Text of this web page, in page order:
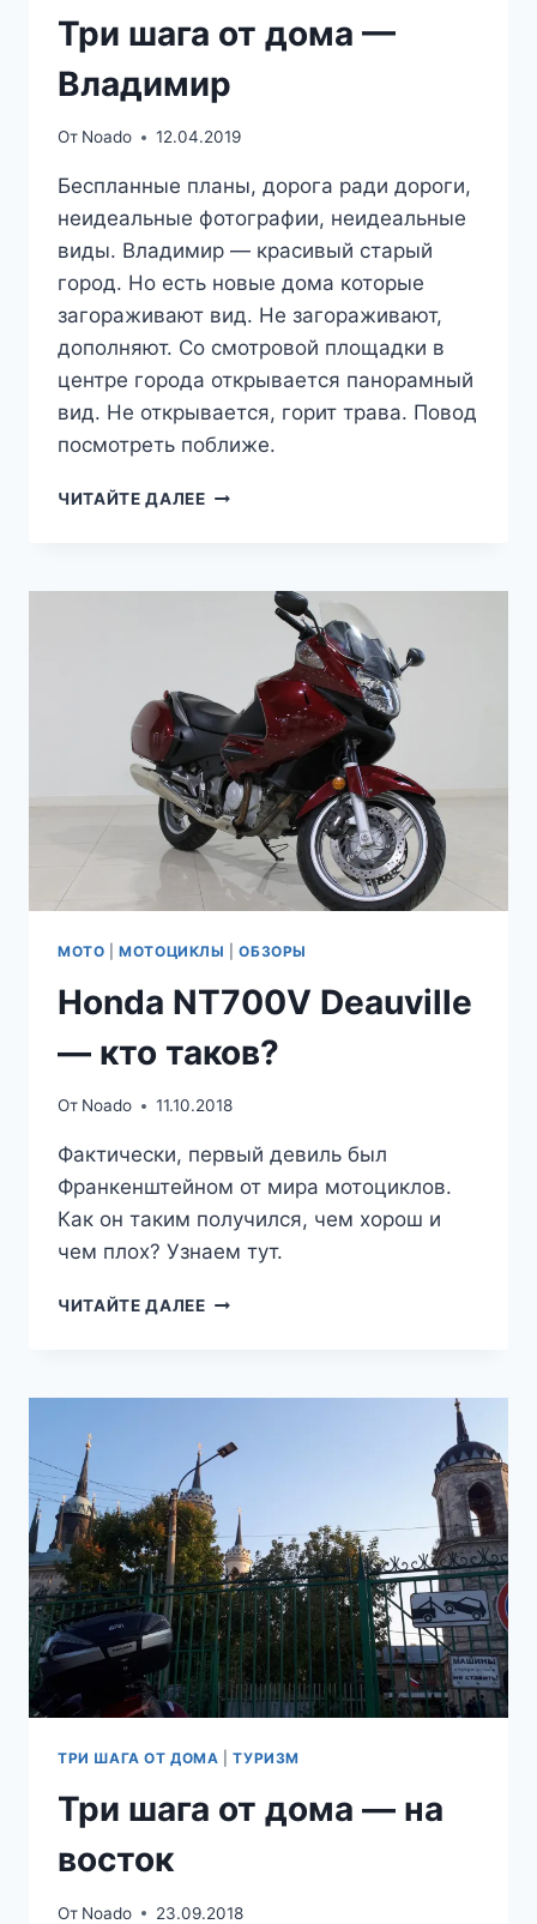
Три шага от дома —
Владимир
От Noado 12.04.2019
Беспланные планы, дорога ради дороги,
неидеальные фотографии, неидеальные
виды. Владимир — красивый старый
город. Но есть новые дома которые
загораживают вид. Не загораживают,
дополняют. Со смотровой площадки в
центре города открывается панорамный
вид. Не открывается, горит трава. Повод
посмотреть поближе.
ЧИТАЙТЕ ДАЛЕЕТРИ
—
ВЛАДИМИР
МОТО |МОТОЦИКЛЫ |ОБЗОРЫ
Honda NT700V Deauville
— кто таков?
От Noado 11.10.2018
Фактически, первый девиль был
Франкенштейном от мира мотоциклов.
Как он таким получился, чем хорош и
чем плох? Узнаем тут.
ЧИТАЙТЕ ДАЛЕЕHONDA
КТО
ТРИ ШАГА ОТ ДОМА |ТУРИЗМ
Три шага от дома — на
восток
От Noado 23.09.2018